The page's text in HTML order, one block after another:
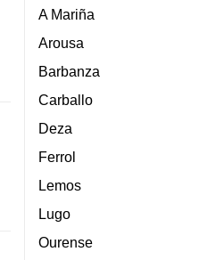
A Mariña
Arousa
Barbanza
Carballo
Deza
Ferrol
Lemos
Lugo
Ourense